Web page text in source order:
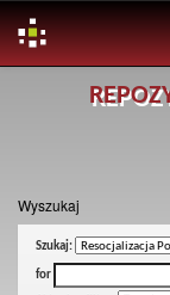
Wyszukaj
Szukaj:
for